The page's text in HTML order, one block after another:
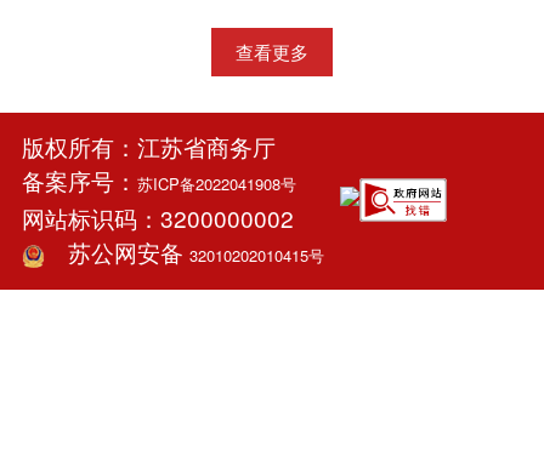
查看更多
版权所有：江苏省商务厅
备案序号： 苏ICP备2022041908号
网站标识码：3200000002
苏公网安备 32010202010415号